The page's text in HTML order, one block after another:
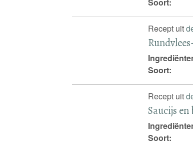
Soort:
Recept uit
Soort:
Recept uit
Saucijs
Soort: